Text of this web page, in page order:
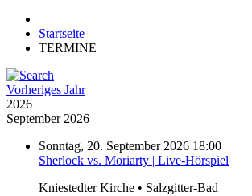
Startseite
TERMINE
Vorheriges Jahr
2026
September 2026
Sonntag, 20. September 2026 18:00
Sherlock vs. Moriarty | Live-Hörspiel
Kniestedter Kirche • Salzgitter-Bad